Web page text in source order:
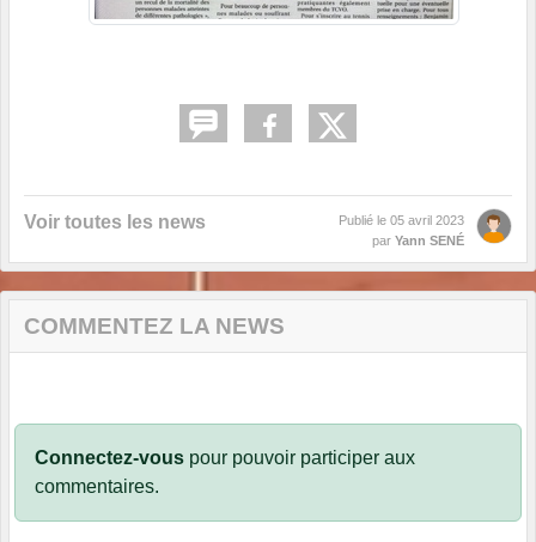
Voir toutes les news Publié le 05 avril 2023
par Yann SENÉ
COMMENTEZ LA NEWS
Connectez-vous pour pouvoir participer aux
commentaires.